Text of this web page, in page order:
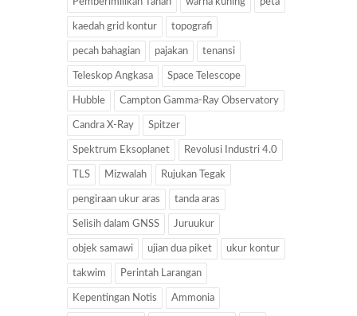
kaedah grid kontur topografi
pecah bahagian pajakan tenansi
Teleskop Angkasa Space Telescope
Hubble Campton Gamma-Ray Observatory
Candra X-Ray Spitzer
Spektrum Eksoplanet Revolusi Industri 4.0
TLS Mizwalah Rujukan Tegak
pengiraan ukur aras tanda aras
Selisih dalam GNSS Juruukur
objek samawi ujian dua piket ukur kontur
takwim Perintah Larangan
Kepentingan Notis Ammonia